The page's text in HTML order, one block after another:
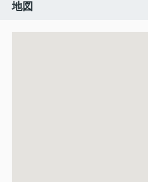
地図